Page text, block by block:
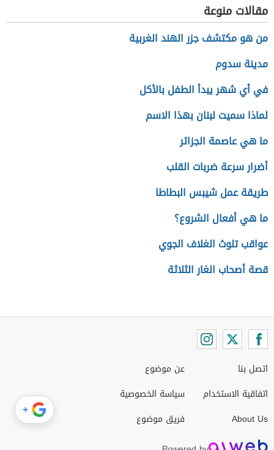
مقالات منوعة
من هو مكتشف جزر الهند الغربية
مدينة سدوم
في أي شهر يبدأ الطفل بالأكل
لماذا سميت لبنان بهذا الاسم
ما هي عاصمة الجزائر
أضرار سرعة ضربات القلب
طريقة عمل شيبس البطاطا
ما هي أفعال الشروع؟
عواقب تلوث الغلاف الجوي
قصة أصحاب الغار الثلاثة
اتصل بنا
اتفاقية الاستخدام
About Us
عن موضوع
سياسة الخصوصية
فريق موضوع
+